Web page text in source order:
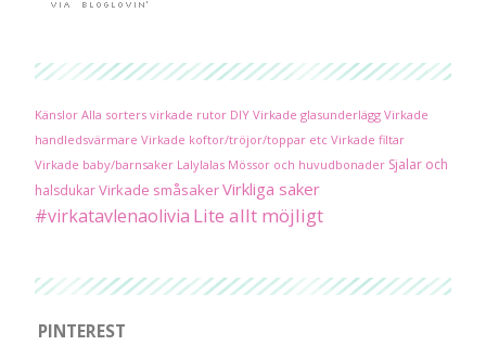
Känslor Alla sorters virkade rutor DIY Virkade glasunderlägg Virkade
handledsvärmare Virkade koftor/tröjor/toppar etc Virkade filtar
Virkade baby/barnsaker Lalylalas Mössor och huvudbonader Sjalar och
halsdukar Virkade småsakerVirkliga saker
#virkatavlenaolivia Lite allt möjligt
PINTEREST